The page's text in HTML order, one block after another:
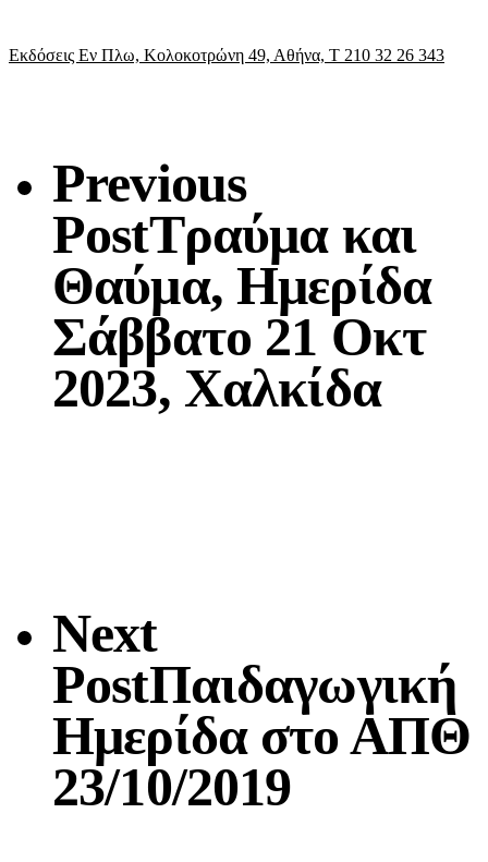
Εκδόσεις Εν Πλω, Κολοκοτρώνη 49, Αθήνα, Τ 210 32 26 343
Previous
PostΤραύμα και
Θαύμα, Ημερίδα
Σάββατο 21 Οκτ
2023, Χαλκίδα
Next
PostΠαιδαγωγική
Ημερίδα στο ΑΠΘ
23/10/2019